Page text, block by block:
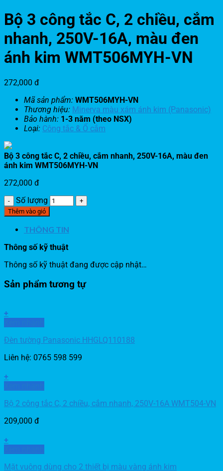
Bộ 3 công tắc C, 2 chiều, cắm
nhanh, 250V-16A, màu đen
ánh kim WMT506MYH-VN
272,000 đ
Mã sản phẩm: WMT506MYH-VN
Thương hiệu: Minerva màu xám ánh kim (Panasonic)
Bảo hành: 1-3 năm (theo NSX)
Loại: Công tắc & Ổ cắm
Bộ 3 công tắc C, 2 chiều, cắm nhanh, 250V-16A, màu đen
ánh kim WMT506MYH-VN
272,000 đ
Số lượng
Thêm vào giỏ
THÔNG TIN
Thông số kỹ thuật
Thông số kỹ thuật đang được cập nhật…
Sản phẩm tương tự
+
Đèn tường Panasonic HHGLQ110188
Liên hệ: 0765 598 599
+
Bộ 2 công tắc C, 2 chiều, cắm nhanh, 250V-16A WMT504-VN
209,000 đ
+
Mặt vuông dùng cho 2 thiết bị màu vàng ánh kim